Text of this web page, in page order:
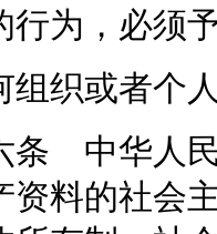
行为，必须
组织或者个
条 中华人
资料的社会